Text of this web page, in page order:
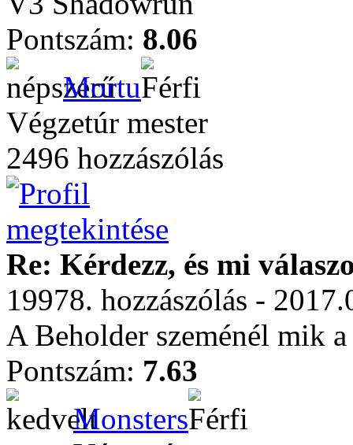
Pontszám: 8.06
Mortu
Végzetúr mester
2496 hozzászólás
Re: Kérdezz, és mi
19978. hozzászólás -
A Beholder szeménél mik
Pontszám: 7.63
Monsters